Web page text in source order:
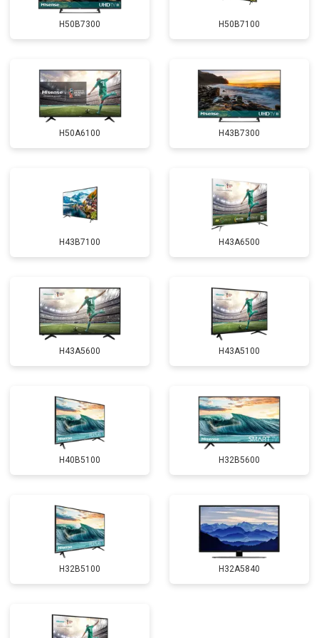
H50B7300 H50B7100
H50A6100 H43B7300
H43B7100 H43A6500
H43A5600 H43A5100
H40B5100 H32B5600
H32B5100 H32A5840